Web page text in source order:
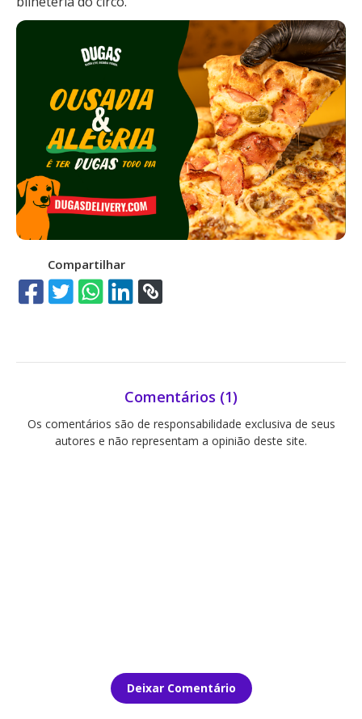
Compartilhar
Comentários (1)
Os comentários são de responsabilidade exclusiva de seus
autores e não representam a opinião deste site.
Deixar Comentário